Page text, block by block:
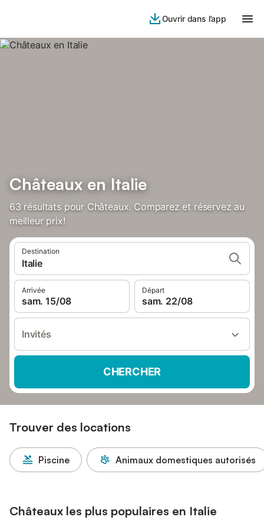
Ouvrir dans l’app
Châteaux en Italie
63 résultats pour Châteaux. Comparez et réservez au
meilleur prix!
Destination
Italie
Arrivée
sam. 15/08
Départ
sam. 22/08
Invités
CHERCHER
Trouver des locations
Piscine Animaux domestiques autorisés
Châteaux les plus populaires en Italie